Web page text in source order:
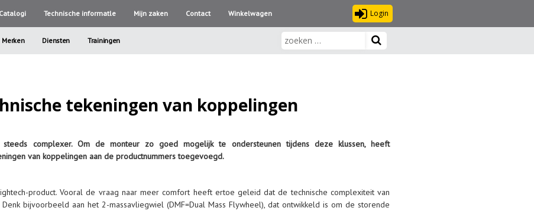
Catalogi Technische informatle Mijn zaken Contact Winkelwagen Login
Merken Diensten Trainingen
tekeningen van koppelingen
steeds complexer. Om de monteur zo goed mogelijk te ondersteunen tijdens deze klussen, heeft
van koppelingen aan de productnummers toegevoegd.
product. Vooral de vraag naar meer comfort heeft ertoe geleid dat de technische complexiteit van
bijvoorbeeld aan het 2-massavliegwiel (DMF=Dual Mass Flywheel), dat ontwikkeld is om de storende